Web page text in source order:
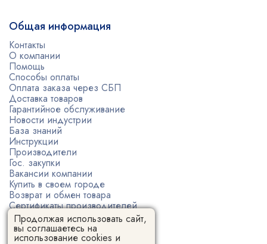
Общая информация
Контакты
О компании
Помощь
Способы оплаты
Оплата заказа через СБП
Доставка товаров
Гарантийное обслуживание
Новости индустрии
База знаний
Инструкции
Производители
Гос. закупки
Вакансии компании
Купить в своем городе
Возврат и обмен товара
Сертификаты производителей
Политика конфиденциальности
Пользовательское соглашение
Продолжая использовать сайт,
вы соглашаетесь на
использование cookies и